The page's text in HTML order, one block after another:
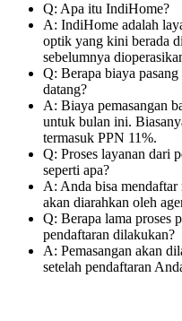
Q: Apa itu IndiHome?
A: IndiHome adalah
optik yang kini berada
sebelumnya
Q: Berapa biaya
datang?
A: Biaya pemasangan
untuk bulan ini.
termasuk PPN 11%.
Q: Proses layanan dari
seperti apa?
A: Anda bisa
akan diarahkan oleh
Q: Berapa lama proses
pendaftaran dilakukan?
A: Pemasangan akan
setelah pendaftaran